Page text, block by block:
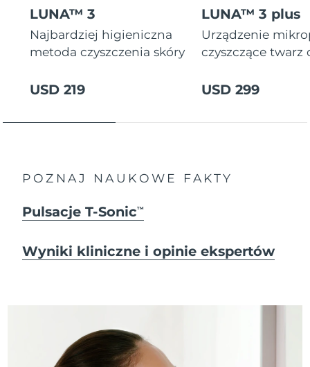
LUNA™ 3
Najbardziej higieniczna
metoda czyszczenia skóry
USD 219
LUNA™ 3 plus
Urządzenie
czyszczące twarz
USD 299
POZNAJ NAUKOWE FAKTY
Pulsacje T-SonicTM
Wyniki kliniczne i opinie ekspertów